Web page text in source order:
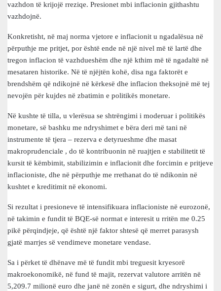
vazhdon të krijojë rreziqe. Presionet mbi inflacionin gjithashtu
vazhdojnë.
Konkretisht, në maj norma vjetore e inflacionit u ngadalësua në
përputhje me pritjet, por është ende në një nivel më të lartë dhe
tregon inflacion të vazhdueshëm dhe një kthim më të ngadaltë në
mesataren historike. Në të njëjtën kohë, disa nga faktorët e
brendshëm që ndikojnë në kërkesë dhe inflacion theksojnë më tej
nevojën për kujdes në zbatimin e politikës monetare.
Në kushte të tilla, u vlerësua se shtrëngimi i moderuar i politikës
monetare, së bashku me ndryshimet e bëra deri më tani në
instrumente të tjera – rezerva e detyrueshme dhe masat
makroprudenciale , do të kontribuonin në ruajtjen e stabilitetit të
kursit të këmbimit, stabilizimin e inflacionit dhe forcimin e pritjeve
inflacioniste, dhe në përputhje me rrethanat do të ndikonin në
kushtet e kreditimit në ekonomi.
Si rezultat i presioneve të intensifikuara inflacioniste në eurozonë,
në takimin e fundit të BQE-së normat e interesit u rritën me 0.25
pikë përqindjeje, që është një faktor shtesë që merret parasysh
gjatë marrjes së vendimeve monetare vendase.
Sa i përket të dhënave më të fundit mbi treguesit kryesorë
makroekonomikë, në fund të majit, rezervat valutore arritën në
5,209.7 milionë euro dhe janë në zonën e sigurt, dhe ndryshimi i